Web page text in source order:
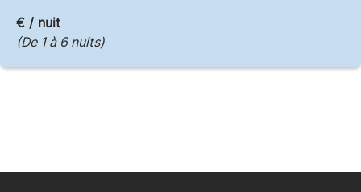
€ / nuit
(De 1 à 6 nuits)